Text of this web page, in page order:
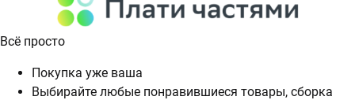
Всё просто
Покупка уже ваша
Выбирайте любые понравившиеся товары, сборка